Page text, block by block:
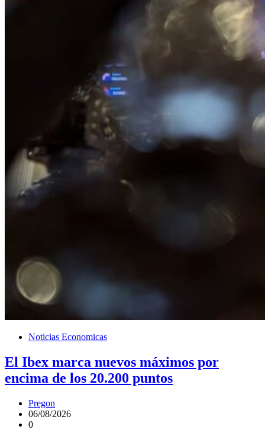
Noticias Economicas
El Ibex marca nuevos máximos por
encima de los 20.200 puntos
Pregon
06/08/2026
0